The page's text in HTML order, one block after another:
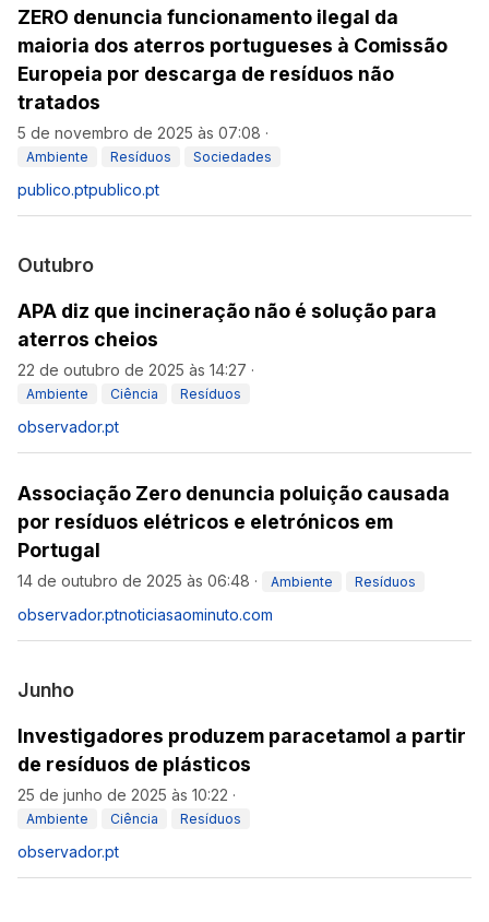
ZERO denuncia funcionamento ilegal da
maioria dos aterros portugueses à Comissão
Europeia por descarga de resíduos não
tratados
5 de novembro de 2025 às 07:08 ·
Ambiente Resíduos Sociedades
publico.ptpublico.pt
Outubro
APA diz que incineração não é solução para
aterros cheios
22 de outubro de 2025 às 14:27 ·
Ambiente Ciência Resíduos
observador.pt
Associação Zero denuncia poluição causada
por resíduos elétricos e eletrónicos em
Portugal
14 de outubro de 2025 às 06:48 · Ambiente Resíduos
observador.ptnoticiasaominuto.com
Junho
Investigadores produzem paracetamol a partir
de resíduos de plásticos
25 de junho de 2025 às 10:22 ·
Ambiente Ciência Resíduos
observador.pt